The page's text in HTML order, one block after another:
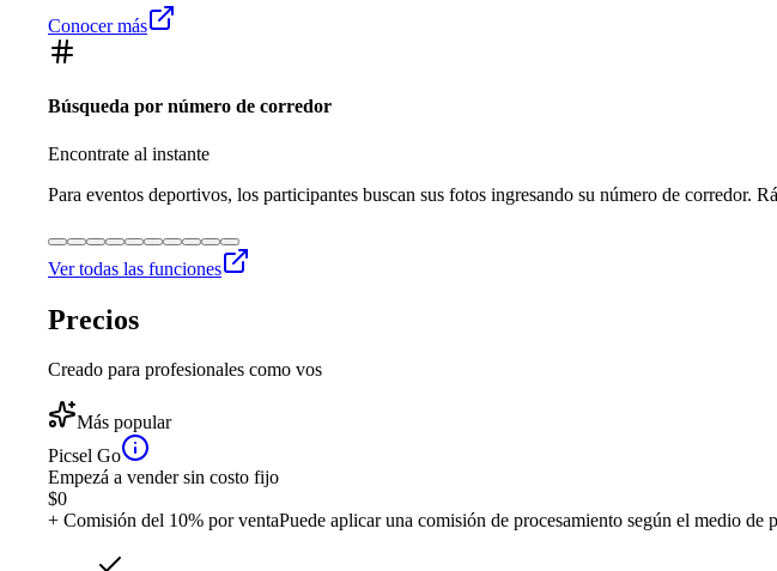
Conocer más
Búsqueda por número de corredor
Encontrate al instante
Para eventos deportivos, los participantes buscan sus fotos ingresando su número de corredor.
Ver todas las funciones
Precios
Creado para profesionales como vos
Más popular
Picsel Go
Empezá a vender sin costo fijo
$0
+ Comisión del 10% por ventaPuede aplicar una comisión de procesamiento según el medio de